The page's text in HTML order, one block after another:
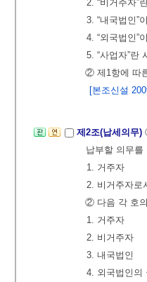
2. “비거주자”
3. “내국법인”
4. “외국법인”
5. “사업자”란
② 제1항에 따
[본조신설
제2조(납세의무)
납부할 의무를
1. 거주자
2. 비거주자로
② 다음 각 호
1. 거주자
2. 비거주자
3. 내국법인
4. 외국법인의